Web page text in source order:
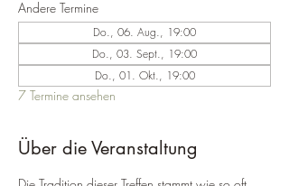
Andere Termine
Do., 06. Aug., 19:00
Do., 03. Sept., 19:00
Do., 01. Okt., 19:00
7 Termine ansehen
Über die Veranstaltung